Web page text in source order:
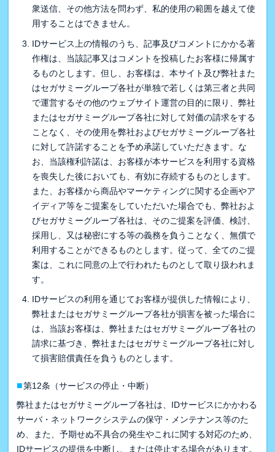
衆送信、その他方法を問わず、私的使用の範囲を越えて使
用することはできません。
IDサービス上の情報のうち、記事及びコメントにかかる著
作権は、当該記事又はコメントを投稿したお客様に帰属す
るものとします。但し、お客様は、本サイト及び弊社また
はセガサミーグループ各社が単独で若しくは第三者と共同
で運営するその他のウェブサイト運営の目的に限り、弊社
またはセガサミーグループ各社に対して対価の請求をする
ことなく、その使用を弊社およびセガサミーグループ各社
に対して許諾することを予め承諾していただきます。な
お、当該権利許諾は、お客様が本サービスを利用する資格
を喪失した後においても、有効に存続するものとします。
また、お客様から商品やマーケティングに関する企画やア
イディア等をご提案をしていただいた場合でも、弊社およ
びセガサミーグループ各社は、そのご提案を評価、検討、
採用し、又は秘密にする等の義務を負うことなく、無償で
利用することができるものとします。従って、全てのご提
案は、これに同意の上で行われたものとして取り扱われま
す。
IDサービスの利用を通じてお客様が提供した情報により、
弊社またはセガサミーグループ各社が損害を被った場合に
は、当該お客様は、弊社またはセガサミーグループ各社の
請求に基づき、弊社またはセガサミーグループ各社に対し
て損害賠償責任を負うものとします。
■第12条（サービスの停止・中断）
弊社またはセガサミーグループ各社は、IDサービスにかかわる
サーバ・ネットワークシステムの保守・メンテナンス等のた
め、また、予期せぬ不具合の発生やこれに関する対応のため、
IDサービスの提供を中断し、または停止する場合があります。